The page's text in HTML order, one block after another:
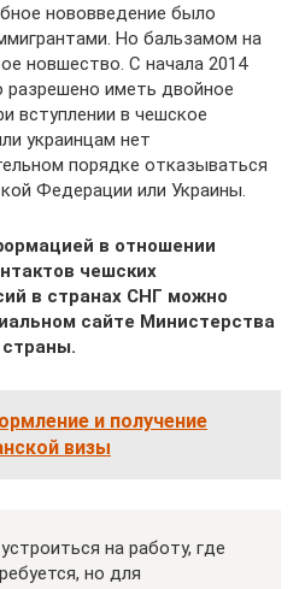
нововведение было
Но бальзамом на
новшество. С начала 2014
разрешено иметь двойное
вступлении в чешское
украинцам нет
порядке отказываться
Федерации или Украины.
в отношении
чешских
в странах СНГ можно
сайте Министерства
и получение
визы
на работу, где
но для